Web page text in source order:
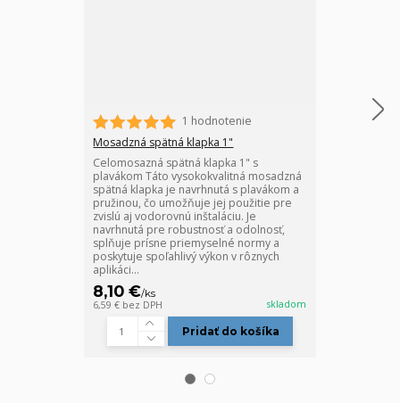
1 hodnotenie
Mosadzná spätná klapka 1"
Celomosazná spätná klapka 1" s
plavákom Táto vysokokvalitná mosadzná
spätná klapka je navrhnutá s plavákom a
pružinou, čo umožňuje jej použitie pre
zvislú aj vodorovnú inštaláciu. Je
navrhnutá pre robustnosť a odolnosť,
splňuje prísne priemyselné normy a
poskytuje spoľahlivý výkon v rôznych
aplikáci...
8,10 €/ks
6,59 € bez DPH skladom
Pridať do košíka